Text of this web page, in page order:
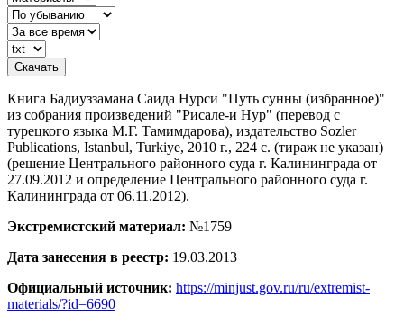
Книга Бадиуззамана Саида Нурси "Путь сунны (избранное)"
из собрания произведений "Рисале-и Нур" (перевод с
турецкого языка М.Г. Тамимдарова), издательство Sozler
Publications, Istanbul, Turkiye, 2010 г., 224 c. (тираж не указан)
(решение Центрального районного суда г. Калининграда от
27.09.2012 и определение Центрального районного суда г.
Калининграда от 06.11.2012).
Экстремистский материал: №1759
Дата занесения в реестр: 19.03.2013
Официальный источник: https://minjust.gov.ru/ru/extremist-
materials/?id=6690